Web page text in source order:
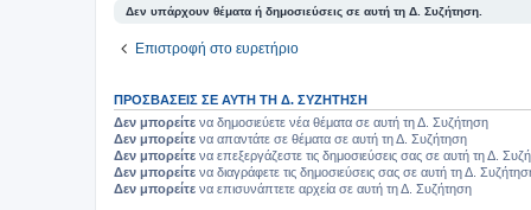
Δεν υπάρχουν θέματα ή δημοσιεύσεις σε αυτή τη Δ. Συζήτηση.
Επιστροφή στο ευρετήριο
ΠΡΟΣΒΆΣΕΙΣ ΣΕ ΑΥΤΉ ΤΗ Δ. ΣΥΖΉΤΗΣΗ
Δεν μπορείτε να δημοσιεύετε νέα θέματα σε αυτή τη Δ. Συζήτηση
Δεν μπορείτε να απαντάτε σε θέματα σε αυτή τη Δ. Συζήτηση
Δεν μπορείτε να επεξεργάζεστε τις δημοσιεύσεις σας σε αυτή τη Δ.
Δεν μπορείτε να διαγράφετε τις δημοσιεύσεις σας σε αυτή τη Δ.
Δεν μπορείτε να επισυνάπτετε αρχεία σε αυτή τη Δ. Συζήτηση